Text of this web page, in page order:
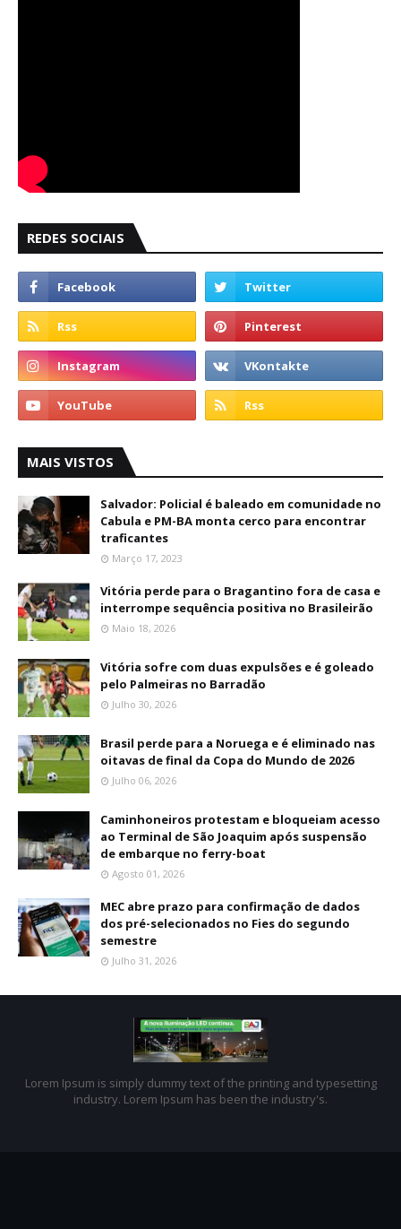
REDES SOCIAIS
MAIS VISTOS
Salvador: Policial é baleado em comunidade no
Cabula e PM-BA monta cerco para encontrar
traficantes
Março 17, 2023
Vitória perde para o Bragantino fora de casa e
interrompe sequência positiva no Brasileirão
Maio 18, 2026
Vitória sofre com duas expulsões e é goleado
pelo Palmeiras no Barradão
Julho 30, 2026
Brasil perde para a Noruega e é eliminado nas
oitavas de final da Copa do Mundo de 2026
Julho 06, 2026
Caminhoneiros protestam e bloqueiam acesso
ao Terminal de São Joaquim após suspensão
de embarque no ferry-boat
Agosto 01, 2026
MEC abre prazo para confirmação de dados
dos pré-selecionados no Fies do segundo
semestre
Julho 31, 2026
Lorem Ipsum is simply dummy text of the printing and typesetting
industry. Lorem Ipsum has been the industry's.